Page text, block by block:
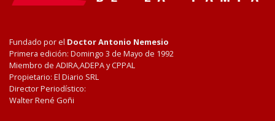
Fundado por el Doctor Antonio Nemesio
Primera edición: Domingo 3 de Mayo de 1992
Miembro de ADIRA,ADEPA y CPPAL
Propietario: El Diario SRL
Director Periodístico:
Walter René Goñi